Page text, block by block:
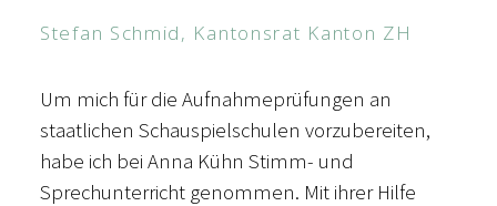
Stefan Schmid, Kantonsrat Kanton ZH
Um mich für die Aufnahmeprüfungen an
staatlichen Schauspielschulen vorzubereiten,
habe ich bei Anna Kühn Stimm- und
Sprechunterricht genommen. Mit ihrer Hilfe